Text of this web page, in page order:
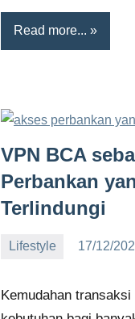
Read more...
VPN BCA
Perbankan
Terlindungi
Lifestyle 17/12/
Kemudahan